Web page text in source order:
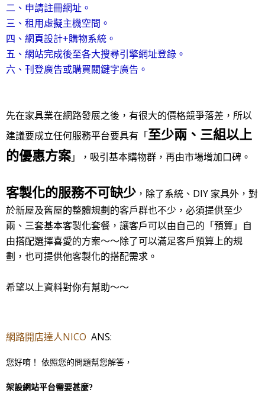
二、申請註冊網址。
三、租用虛擬主機空間。
四、網頁設計+購物系統。
五、網站完成後至各大搜尋引擎網址登錄。
六、刊登廣告或購買關鍵字廣告。
先在家具業在網路發展之後，有很大的價格競爭落差，所以
建議要成立任何服務平台要具有「至少兩、三組以上
的優惠方案」，吸引基本購物群，再由市場增加口碑。
客製化的服務不可缺少 ，除了系統、DIY 家具外，對
於新屋及舊屋的整體規劃的客戶群也不少，必須提供至少
兩、三套基本客製化套餐，讓客戶可以由自己的「預算」自
由搭配選擇喜愛的方案～～除了可以滿足客戶預算上的規
劃，也可提供他客製化的搭配需求。
希望以上資料對你有幫助～～
網路開店達人NICO ANS:
您好唷！ 依照您的問題幫您解答，
架設網站平台需要甚麼?